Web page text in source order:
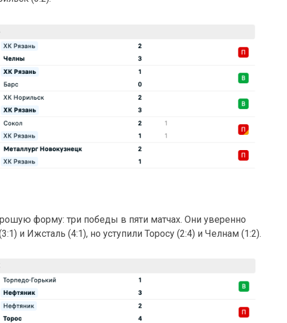
форму: три победы в пяти матчах. Они уверенно
и Ижсталь (4:1), но уступили Торосу (2:4) и Челнам (1:2).